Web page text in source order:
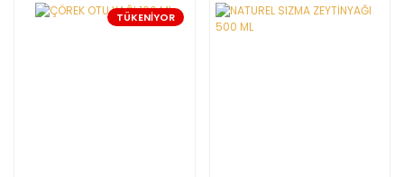
TÜKENİYOR